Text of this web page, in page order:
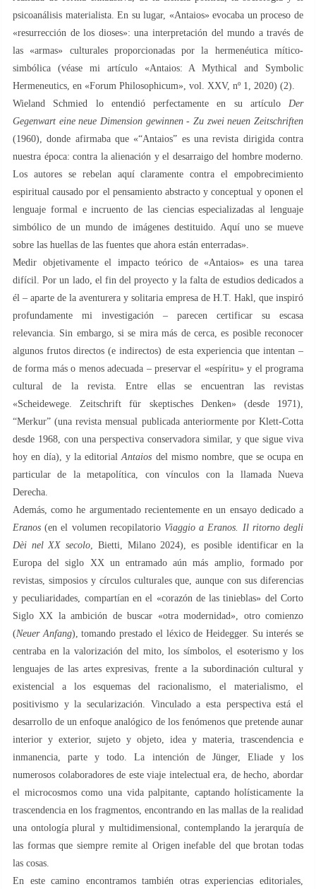
psicoanálisis materialista. En su lugar, «Antaios» evocaba un proceso de
«resurrección de los dioses»: una interpretación del mundo a través de
las «armas» culturales proporcionadas por la hermenéutica mítico-
simbólica (véase mi artículo «Antaios: A Mythical and Symbolic
Hermeneutics, en «Forum Philosophicum», vol. XXV, nº 1, 2020) (2).
Wieland Schmied lo entendió perfectamente en su artículo Der
Gegenwart eine neue Dimension gewinnen - Zu zwei neuen Zeitschriften
(1960), donde afirmaba que «“Antaios” es una revista dirigida contra
nuestra época: contra la alienación y el desarraigo del hombre moderno.
Los autores se rebelan aquí claramente contra el empobrecimiento
espiritual causado por el pensamiento abstracto y conceptual y oponen el
lenguaje formal e incruento de las ciencias especializadas al lenguaje
simbólico de un mundo de imágenes destituido. Aquí uno se mueve
sobre las huellas de las fuentes que ahora están enterradas».
Medir objetivamente el impacto teórico de «Antaios» es una tarea
difícil. Por un lado, el fin del proyecto y la falta de estudios dedicados a
él – aparte de la aventurera y solitaria empresa de H.T. Hakl, que inspiró
profundamente mi investigación – parecen certificar su escasa
relevancia. Sin embargo, si se mira más de cerca, es posible reconocer
algunos frutos directos (e indirectos) de esta experiencia que intentan –
de forma más o menos adecuada – preservar el «espíritu» y el programa
cultural de la revista. Entre ellas se encuentran las revistas
«Scheidewege. Zeitschrift für skeptisches Denken» (desde 1971),
“Merkur” (una revista mensual publicada anteriormente por Klett-Cotta
desde 1968, con una perspectiva conservadora similar, y que sigue viva
hoy en día), y la editorialAntaios del mismo nombre, que se ocupa en
particular de la metapolítica, con vínculos con la llamada Nueva
Derecha.
Además, como he argumentado recientemente en un ensayo dedicado a
Eranos (en el volumen recopilatorio Viaggio a Eranos. Il ritorno degli
Dèi nel XX secolo , Bietti, Milano 2024), es posible identificar en la
Europa del siglo XX un entramado aún más amplio, formado por
revistas, simposios y círculos culturales que, aunque con sus diferencias
y peculiaridades, compartían en el «corazón de las tinieblas» del Corto
Siglo XX la ambición de buscar «otra modernidad», otro comienzo
(Neuer Anfang), tomando prestado el léxico de Heidegger. Su interés se
centraba en la valorización del mito, los símbolos, el esoterismo y los
lenguajes de las artes expresivas, frente a la subordinación cultural y
existencial a los esquemas del racionalismo, el materialismo, el
positivismo y la secularización. Vinculado a esta perspectiva está el
desarrollo de un enfoque analógico de los fenómenos que pretende aunar
interior y exterior, sujeto y objeto, idea y materia, trascendencia e
inmanencia, parte y todo. La intención de Jünger, Eliade y los
numerosos colaboradores de este viaje intelectual era, de hecho, abordar
el microcosmos como una vida palpitante, captando holísticamente la
trascendencia en los fragmentos, encontrando en las mallas de la realidad
una ontología plural y multidimensional, contemplando la jerarquía de
las formas que siempre remite al Origen inefable del que brotan todas
las cosas.
En este camino encontramos también otras experiencias editoriales,